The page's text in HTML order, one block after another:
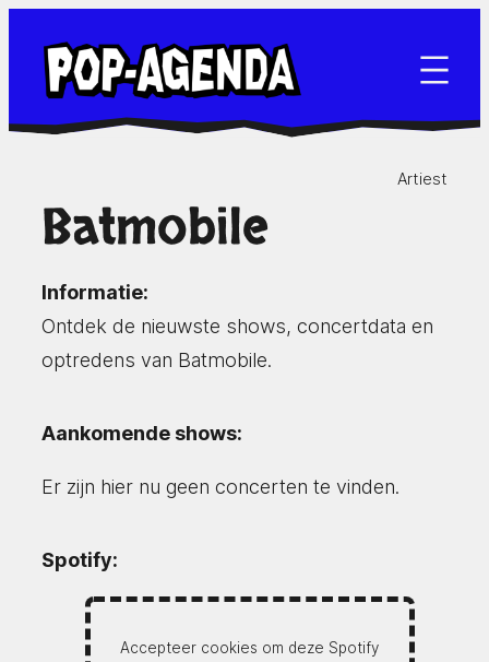
naar
inhoud
Artiest
Batmobile
Informatie:
Ontdek de nieuwste shows, concertdata en
optredens van Batmobile.
Aankomende shows:
Er zijn hier nu geen concerten te vinden.
Spotify:
Accepteer cookies om deze Spotify